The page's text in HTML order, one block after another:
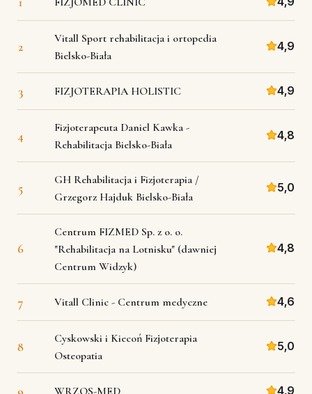
2
Vitall Sport rehabilitacja i ortopedia
Bielsko-Biała
4,9
3 FIZJOTERAPIA HOLISTIC 4,9
4
Fizjoterapeuta Daniel Kawka -
Rehabilitacja Bielsko-Biała
4,8
5
GH Rehabilitacja i Fizjoterapia /
Grzegorz Hajduk Bielsko-Biała
5,0
6
Centrum FIZMED Sp. z o. o.
"Rehabilitacja na Lotnisku" (dawniej
Centrum Widzyk)
4,8
7 Vitall Clinic - Centrum medyczne 4,6
8
Cyskowski i Kiecoń Fizjoterapia
Osteopatia
5,0
WRZOS-MED 4,9